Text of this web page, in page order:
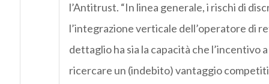
l’Antitrust. “In linea generale, i rischi di
l’integrazione verticale dell’operatore di
dettaglio ha sia la capacità che l’incentivo
ricercare un (indebito) vantaggio